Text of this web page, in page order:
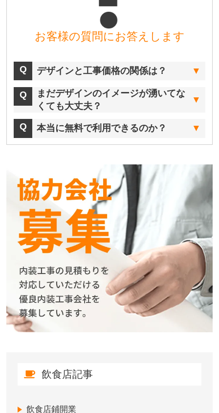
お客様の質問にお答えします
デザインと工事価格の関係は？
まだデザインのイメージが湧いてな
くても大丈夫？
本当に無料で利用できるのか？
飲食店記事
飲食店鋪開業